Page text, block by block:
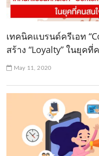
เทคนิคแบรนด์ครีเอท
สร้าง “Loyalty” ในยุ
May 11, 2020